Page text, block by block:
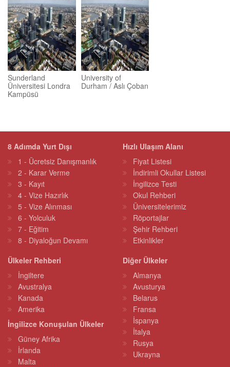
Sunderland
Üniversitesi Londra
Kampüsü
University of
Durham / Aslı Çoban
8 Adımda Yurt Dışı
1 - Ücretsiz Danışmanlık
2 - Karar Verme
3 - Kayıt
4 - Vize Hazırlık
5 - Vize Alınması
6 - Yolculuk
7 - Eğitim
8 - Diyaloğun Devamı
Hızlı Ulaşım Alanı
Fiyat Listesi
İndirimli Okullar Listesi
İngilizce Testi
Okul Rehberi
Üniversitelerimiz
Röportajlar
Şehir Rehberi
Etkinlikler
Ülkeler Rehberi
İngiltere
Avustralya
Kanada
Amerika
İngilizce Konuşulan Ülkeler
Güney Afrika
İrlanda
Malta
Diğer Ülkeler
Almanya
Avusturya
Belarus
Fransa
İspanya
İtalya
Rusya
Ukrayna